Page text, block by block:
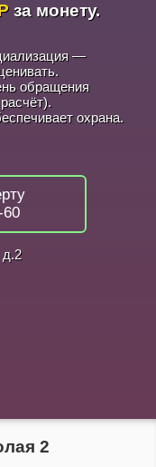
за монету.
—
обращения
охрана.
60
д.2
2